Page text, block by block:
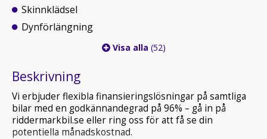
Skinnklädsel
Dynförlängning
Visa alla (52)
Beskrivning
Vi erbjuder flexibla finansieringslösningar på samtliga
bilar med en godkännandegrad på 96% – gå in på
riddermarkbil.se eller ring oss för att få se din
potentiella månadskostnad.